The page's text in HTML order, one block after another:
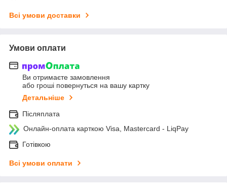
Всі умови доставки
Умови оплати
Ви отримаєте замовлення
або гроші повернуться на вашу картку
Детальніше
Післяплата
Онлайн-оплата карткою Visa, Mastercard - LiqPay
Готівкою
Всі умови оплати